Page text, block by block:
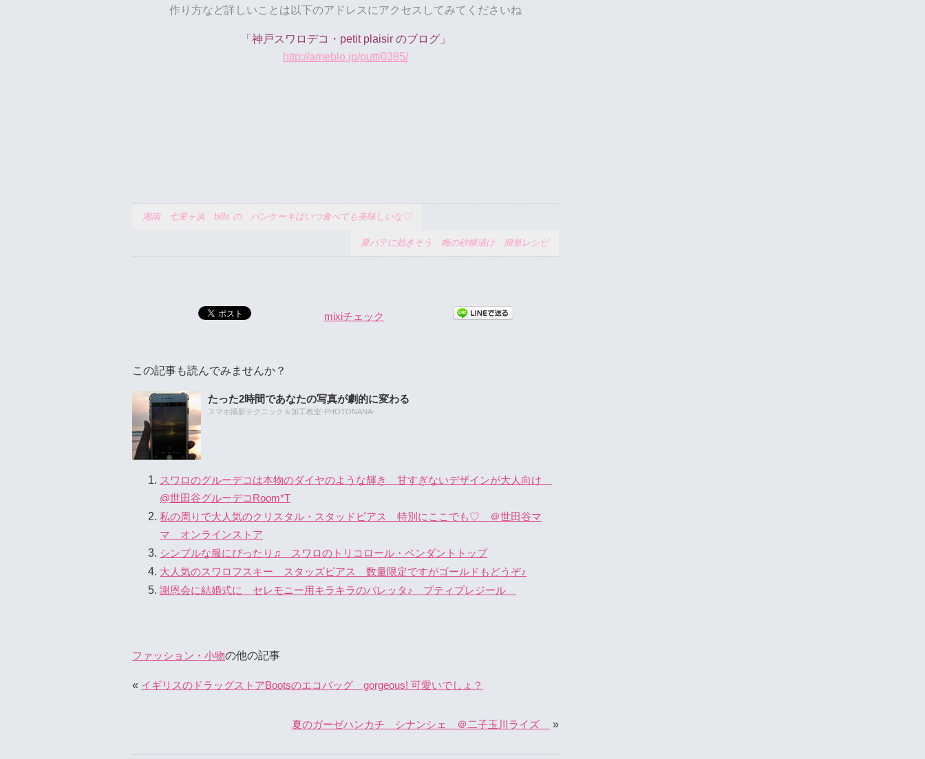
作り方など詳しいことは以下のアドレスにアクセスしてみてくださいね
「神戸スワロデコ・petit plaisir のブログ」
http://ameblo.jp/putti0385/
湘南 七里ヶ浜 bills の パンケーキはいつ食べても美味しいな♡
夏バテに効きそう 梅の砂糖漬け 簡単レシピ
mixiチェック
この記事も読んでみませんか？
たった2時間であなたの写真が劇的に変わる
スマホ撮影テクニック＆加工教室-PHOTONANA-
スワロのグルーデコは本物のダイヤのような輝き 甘すぎないデザインが大人向け
@世田谷グルーデコRoom*T
私の周りで大人気のクリスタル・スタッドピアス 特別にここでも♡ ＠世田谷マ
マ オンラインストア
シンプルな服にぴったり♫ スワロのトリコロール・ペンダントトップ
大人気のスワロフスキー スタッズピアス 数量限定ですがゴールドもどうぞ♪
謝恩会に結婚式に セレモニー用キラキラのバレッタ♪ プティプレジール
ファッション・小物の他の記事
« イギリスのドラッグストアBootsのエコバッグ gorgeous! 可愛いでしょ？
夏のガーゼハンカチ シナンシェ ＠二子玉川ライズ »